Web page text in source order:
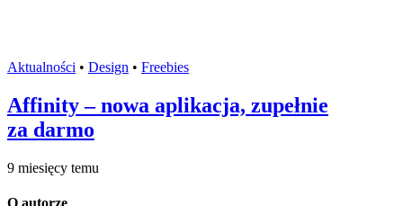
Aktualności • Design • Freebies
Affinity – nowa aplikacja, zupełnie
za darmo
9 miesięcy temu